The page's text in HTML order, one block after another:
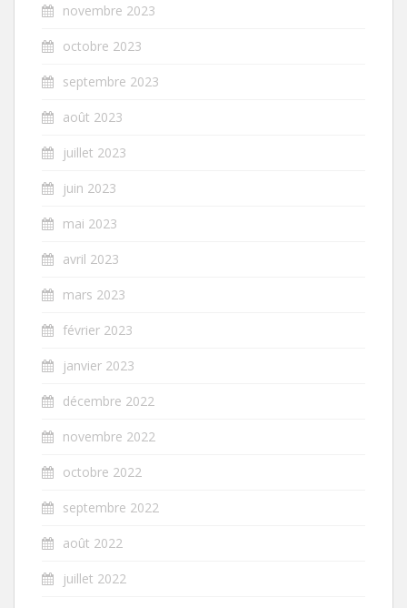
novembre 2023
octobre 2023
septembre 2023
août 2023
juillet 2023
juin 2023
mai 2023
avril 2023
mars 2023
février 2023
janvier 2023
décembre 2022
novembre 2022
octobre 2022
septembre 2022
août 2022
juillet 2022